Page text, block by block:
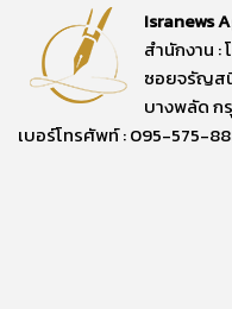
Isranews
สำนักงาน :
ซอยจรัญส
บางพลัด ก
เบอร์โทรศัพท์ : 095-575-